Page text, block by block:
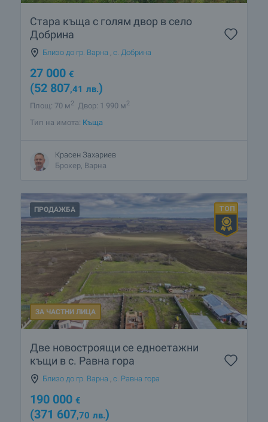
Стара къща с голям двор в село
Добрина
Близо до гр. Варна с. Добрина
27 000 €
(52 807,41 лв.)
Площ: 70 м2 Двор: 1 990 м2
Тип на имота: Къща
Красен Захариев
Брокер, Варна
ПРОДАЖБА
ЗА ЧАСТНИ ЛИЦА
Две новостроящи се едноетажни
къщи в с. Равна гора
Близо до гр. Варна с. Равна гора
190 000 €
(371 607,70 лв.)